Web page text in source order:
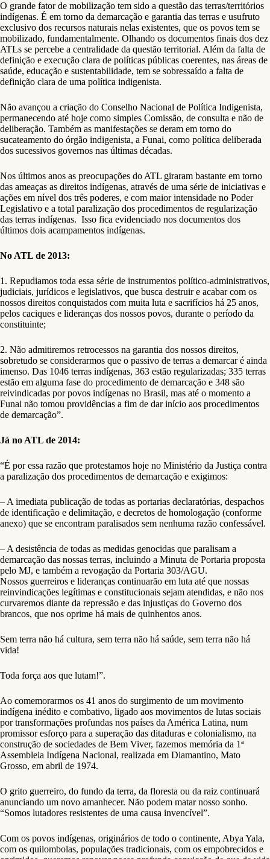
O grande fator de mobilização tem sido a questão das terras/territórios
indígenas. É em torno da demarcação e garantia das terras e usufruto
exclusivo dos recursos naturais nelas existentes, que os povos tem se
mobilizado, fundamentalmente. Olhando os documentos finais dos dez
ATLs se percebe a centralidade da questão territorial. Além da falta de
definição e execução clara de políticas públicas coerentes, nas áreas de
saúde, educação e sustentabilidade, tem se sobressaído a falta de
definição clara de uma política indigenista.
Não avançou a criação do Conselho Nacional de Política Indigenista,
permanecendo até hoje como simples Comissão, de consulta e não de
deliberação. Também as manifestações se deram em torno do
sucateamento do órgão indigenista, a Funai, como política deliberada
dos sucessivos governos nas últimas décadas.
Nos últimos anos as preocupações do ATL giraram bastante em torno
das ameaças as direitos indígenas, através de uma série de iniciativas e
ações em nível dos três poderes, e com maior intensidade no Poder
Legislativo e a total paralização dos procedimentos de regularização
das terras indígenas. Isso fica evidenciado nos documentos dos
últimos dois acampamentos indígenas.
No ATL de 2013:
1. Repudiamos toda essa série de instrumentos político-administrativos,
judiciais, jurídicos e legislativos, que busca destruir e acabar com os
nossos direitos conquistados com muita luta e sacrifícios há 25 anos,
pelos caciques e lideranças dos nossos povos, durante o período da
constituinte;
2. Não admitiremos retrocessos na garantia dos nossos direitos,
sobretudo se considerarmos que o passivo de terras a demarcar é ainda
imenso. Das 1046 terras indígenas, 363 estão regularizadas; 335 terras
estão em alguma fase do procedimento de demarcação e 348 são
reivindicadas por povos indígenas no Brasil, mas até o momento a
Funai não tomou providências a fim de dar início aos procedimentos
de demarcação”.
Já no ATL de 2014:
“É por essa razão que protestamos hoje no Ministério da Justiça contra
a paralização dos procedimentos de demarcação e exigimos:
– A imediata publicação de todas as portarias declaratórias, despachos
de identificação e delimitação, e decretos de homologação (conforme
anexo) que se encontram paralisados sem nenhuma razão confessável.
– A desistência de todas as medidas genocidas que paralisam a
demarcação das nossas terras, incluindo a Minuta de Portaria proposta
pelo MJ, e também a revogação da Portaria 303/AGU.
Nossos guerreiros e lideranças continuarão em luta até que nossas
reinvindicações legítimas e constitucionais sejam atendidas, e não nos
curvaremos diante da repressão e das injustiças do Governo dos
brancos, que nos oprime há mais de quinhentos anos.
Sem terra não há cultura, sem terra não há saúde, sem terra não há
vida!
Toda força aos que lutam!”.
Ao comemorarmos os 41 anos do surgimento de um movimento
indígena inédito e combativo, ligado aos movimentos de lutas sociais
por transformações profundas nos países da América Latina, num
promissor esforço para a superação das ditaduras e colonialismo, na
construção de sociedades de Bem Viver, fazemos memória da 1ª
Assembleia Indígena Nacional, realizada em Diamantino, Mato
Grosso, em abril de 1974.
O grito guerreiro, do fundo da terra, da floresta ou da raiz continuará
anunciando um novo amanhecer. Não podem matar nosso sonho.
“Somos lutadores resistentes de uma causa invencível”.
Com os povos indígenas, originários de todo o continente, Abya Yala,
com os quilombolas, populações tradicionais, com os empobrecidos e